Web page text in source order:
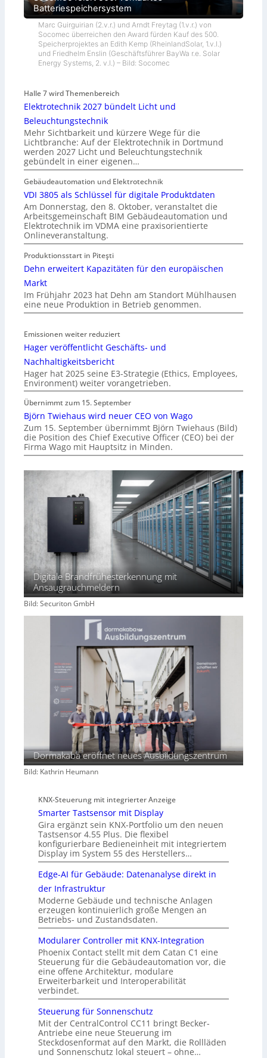
Batteriespeichersystem
Marc Guirguirian (2.v.r.) und Arndt Freytag (1.v.r.) von
Socomec überreichen den Award fürden Kauf des 500.
Speicherprojektes an Edith Kemp (RheinlandSolar, 1.v.l.)
und Friedhelm Enslin (Geschäftsführer BayWa r.e. Solar
Energy Systems, 2. v.l.) – Bild: Socomec
Halle 7 wird Themenbereich
Elektrotechnik 2027 bündelt Licht und
Beleuchtungstechnik
Mehr Sichtbarkeit und kürzere Wege für die
Lichtbranche: Auf der Elektrotechnik in Dortmund
werden 2027 Licht und Beleuchtungstechnik
gebündelt in einer eigenen…
Gebäudeautomation und Elektrotechnik
VDI 3805 als Schlüssel für digitale Produktdaten
Am Donnerstag, den 8. Oktober, veranstaltet die
Arbeitsgemeinschaft BIM Gebäudeautomation und
Elektrotechnik im VDMA eine praxisorientierte
Onlineveranstaltung.
Produktionsstart in Piteşti
Dehn erweitert Kapazitäten für den europäischen
Markt
Im Frühjahr 2023 hat Dehn am Standort Mühlhausen
eine neue Produktion in Betrieb genommen.
Emissionen weiter reduziert
Hager veröffentlicht Geschäfts- und
Nachhaltigkeitsbericht
Hager hat 2025 seine E3-Strategie (Ethics, Employees,
Environment) weiter vorangetrieben.
Übernimmt zum 15. September
Björn Twiehaus wird neuer CEO von Wago
Zum 15. September übernimmt Björn Twiehaus (Bild)
die Position des Chief Executive Officer (CEO) bei der
Firma Wago mit Hauptsitz in Minden.
Digitale Brandfrühesterkennung mit
Ansaugrauchmeldern
Bild: Securiton GmbH
Dormakaba eröffnet neues Ausbildungszentrum
Bild: Kathrin Heumann
KNX-Steuerung mit integrierter Anzeige
Smarter Tastsensor mit Display
Gira ergänzt sein KNX-Portfolio um den neuen
Tastsensor 4.55 Plus. Die flexibel
konfigurierbare Bedieneinheit mit integriertem
Display im System 55 des Herstellers…
Edge-AI für Gebäude: Datenanalyse direkt in
der Infrastruktur
Moderne Gebäude und technische Anlagen
erzeugen kontinuierlich große Mengen an
Betriebs- und Zustandsdaten.
Modularer Controller mit KNX-Integration
Phoenix Contact stellt mit dem Catan C1 eine
Steuerung für die Gebäudeautomation vor, die
eine offene Architektur, modulare
Erweiterbarkeit und Interoperabilität
verbindet.
Steuerung für Sonnenschutz
Mit der CentralControl CC11 bringt Becker-
Antriebe eine neue Steuerung im
Steckdosenformat auf den Markt, die Rollläden
und Sonnenschutz lokal steuert – ohne…